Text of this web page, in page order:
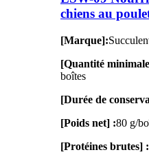
chiens au
[Marque]:
[Quantité
boîtes
[Durée de
[Poids net] :80 g/
[Protéines brutes] :